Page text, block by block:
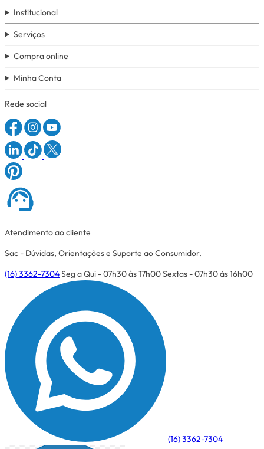
Institucional
Serviços
Compra online
Minha Conta
Rede social
Atendimento ao cliente
Sac - Dúvidas, Orientações e Suporte ao Consumidor.
(16) 3362-7304Seg a Qui - 07h30 às 17h00Sextas - 07h30 às 16h00
(16) 3362-7304